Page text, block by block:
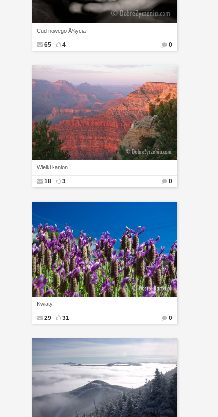
Cud nowego Å¼ycia
65 4 0
Wielki kanion
18 3 0
Kwiaty
29 31 0